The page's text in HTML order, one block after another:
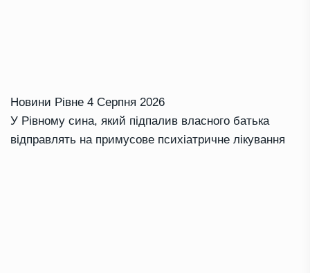
Новини Рівне 4 Серпня 2026
У Рівному сина, який підпалив власного батька
відправлять на примусове психіатричне лікування